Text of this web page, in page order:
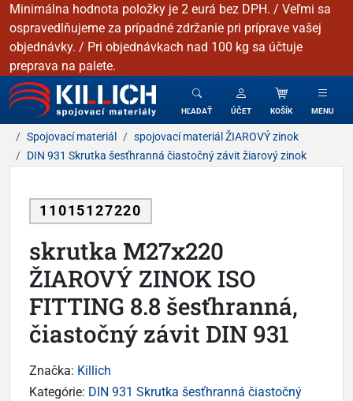
Minimálna hodnota položky je 2 eurá bez DPH. / Veľmi sa
ospravedlňujeme za prípadné zdržanie pri príprave vašej
objednávky. / Pri objednávkach nad 100 kg sa účtuje
preprava na palete.
KILLICH - Spojovacie materiály
HĽADAŤ ÚČET KOŠÍK MENU
Spojovací materiál
spojovací materiál ŽIAROVÝ zinok
DIN 931 Skrutka šesťhranná čiastočný závit žiarový zinok
11015127220
skrutka M27x220
ŽIAROVÝ ZINOK ISO
FITTING 8.8 šesťhranná,
čiastočný závit DIN 931
Značka: Killich
Kategórie: DIN 931 Skrutka šesťhranná čiastočný